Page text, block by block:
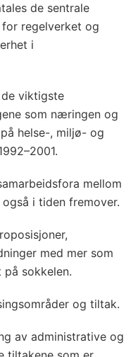
de sentrale
regelverket og
i
viktigste
som næringen og
helse-, miljø- og
mellom
i tiden fremover.
med mer som
sokkelen.
og tiltak.
av administrative og